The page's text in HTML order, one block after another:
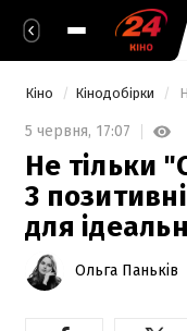
Кіно Кінодобірки
5 червня, 17:07
Не тільки
3
для
Ольга Паньків